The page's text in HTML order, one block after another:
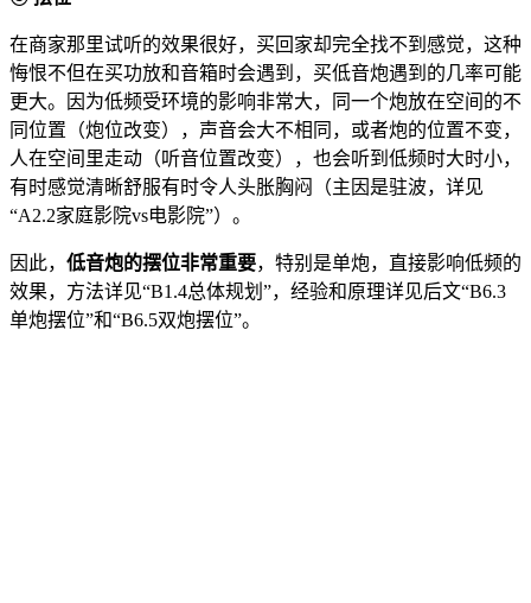
在商家那里试听的效果很好，买回家却完全找不到感觉，这种
悔恨不但在买功放和音箱时会遇到，买低音炮遇到的几率可能
更大。因为低频受环境的影响非常大，同一个炮放在空间的不
同位置（炮位改变），声音会大不相同，或者炮的位置不变，
人在空间里走动（听音位置改变），也会听到低频时大时小，
有时感觉清晰舒服有时令人头胀胸闷（主因是驻波，详见
“A2.2家庭影院vs电影院”）。
因此， 低音炮的摆位非常重要，特别是单炮，直接影响低频的
效果，方法详见“B1.4总体规划”，经验和原理详见后文“B6.3
单炮摆位”和“B6.5双炮摆位”。